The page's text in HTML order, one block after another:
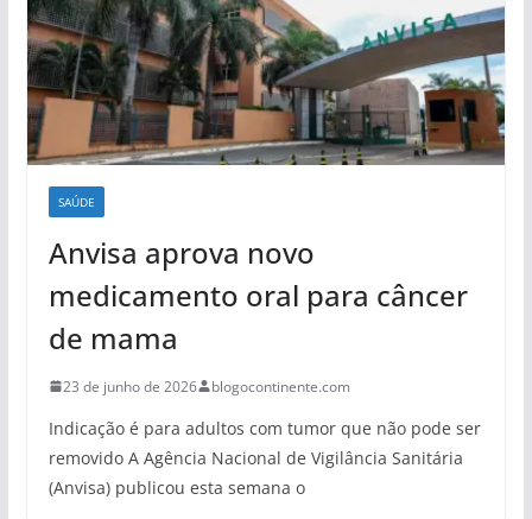
SAÚDE
Anvisa aprova novo
medicamento oral para câncer
de mama
23 de junho de 2026 blogocontinente.com
Indicação é para adultos com tumor que não pode ser
removido A Agência Nacional de Vigilância Sanitária
(Anvisa) publicou esta semana o